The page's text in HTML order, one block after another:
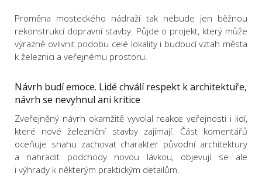
Proměna mosteckého nádraží tak nebude jen běžnou
rekonstrukcí dopravní stavby. Půjde o projekt, který může
výrazně ovlivnit podobu celé lokality i budoucí vztah města
k železnici a veřejnému prostoru.
Návrh budí emoce. Lidé chválí respekt k architektuře,
návrh se nevyhnul ani kritice
Zveřejněný návrh okamžitě vyvolal reakce veřejnosti i lidí,
které nové železniční stavby zajímají. Část komentářů
oceňuje snahu zachovat charakter původní architektury
a nahradit podchody novou lávkou, objevují se ale
i výhrady k některým praktickým detailům.